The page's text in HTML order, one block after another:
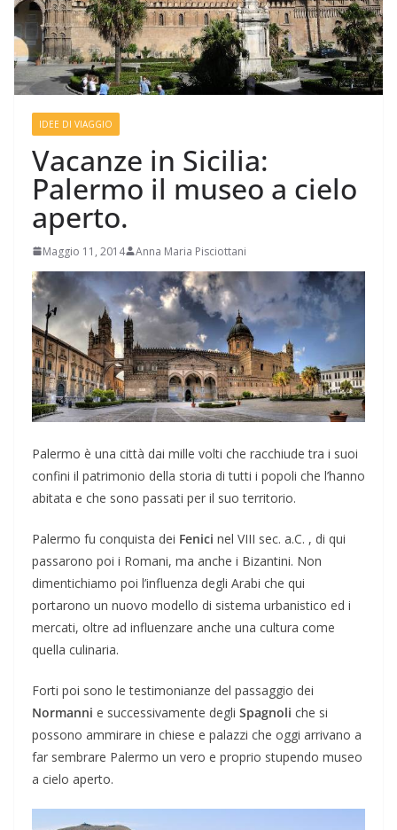
IDEE DI VIAGGIO
Vacanze in Sicilia:
Palermo il museo a cielo
aperto.
Maggio 11, 2014 Anna Maria Pisciottani
Palermo è una città dai mille volti che racchiude tra i suoi
confini il patrimonio della storia di tutti i popoli che l’hanno
abitata e che sono passati per il suo territorio.
Palermo fu conquista dei Fenici nel VIII sec. a.C. , di qui
passarono poi i Romani, ma anche i Bizantini. Non
dimentichiamo poi l’influenza degli Arabi che qui
portarono un nuovo modello di sistema urbanistico ed i
mercati, oltre ad influenzare anche una cultura come
quella culinaria.
Forti poi sono le testimonianze del passaggio dei
Normanni e successivamente degli Spagnoli che si
possono ammirare in chiese e palazzi che oggi arrivano a
far sembrare Palermo un vero e proprio stupendo museo
a cielo aperto.